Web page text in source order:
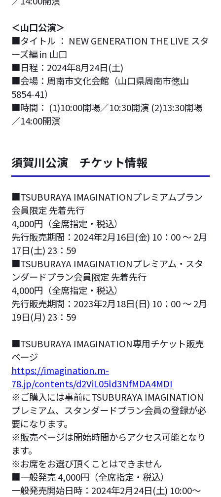
＜山口公演＞
■タイトル ： NEW GENERATION THE LIVE スタ
ーズ編 in 山口
■日程：2024年8月24日(土)
■会場：周南市文化会館（山口県周南市徳山
5854-41）
■時間： (1)10:00開場／10:30開演 (2)13:30開場
／14:00開演
須賀川公演 チケット情報
■TSUBURAYA IMAGINATIONプレミアムプラン
会員限定 先着先行
4,000円（全席指定・税込）
先行販売期間：2024年2月16日(金) 10：00 ～ 2月
17日(土) 23：59
■TSUBURAYA IMAGINATIONプレミアム・スタ
ンダードプラン会員限定 先着先行
4,000円（全席指定・税込）
先行販売期間：2023年2月18日(日) 10：00 ～ 2月
19日(月) 23：59
■TSUBURAYA IMAGINATION専用チケット販売
ページ
https://imagination.m-
78.jp/contents/d2ViL05ld3NfMDA4MDI
※ご購入には事前にTSUBURAYA IMAGINATION
プレミアム、スタンダードプラン会員の登録が必
要になります。
※販売ページは開始時間からアクセス可能となり
ます。
※お席をお選び頂くことはできません
■一般発売 4,000円（全席指定・税込）
一般発売開始日時：2024年2月24日(土) 10:00～